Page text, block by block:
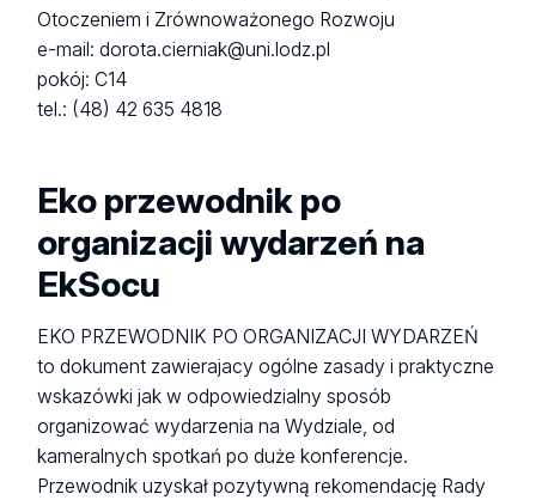
Segregacja śmieci;
Zbieranie makulatury;
Zbieranie baterii;
Akcje edukacyjne, jak sortować odpady;
wykładowych, gabinetach pracowników.
WYDARZENIA ORGANIZOWANE NA WYDZIALE:
Informator/zakładka/baner na temat projektu EKO EkSoc
na stronie internetowej Wydziału;
Promocja projektu EKO EkSoc wśród studentów i
pracowników;
Eko-standardy dla konferencji i seminariów w zakresie
materiałów informacyjnych i promocyjnych;
Otoczeniem i Zrównoważonego Rozwoju
e-mail: dorota.cierniak@uni.lodz.pl
pokój: C14
tel.: (48) 42 635 4818
Eko przewodnik po
organizacji wydarzeń na
EkSocu
EKO PRZEWODNIK PO ORGANIZACJI WYDARZEŃ
to dokument zawierajacy ogólne zasady i praktyczne
wskazówki jak w odpowiedzialny sposób
organizować wydarzenia na Wydziale, od
kameralnych spotkań po duże konferencje.
Przewodnik uzyskał pozytywną rekomendację Rady